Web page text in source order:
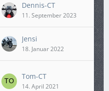
Dennis-CT
11. September 2023
Jensi
18. Januar 2022
Tom-CT
14. April 2021